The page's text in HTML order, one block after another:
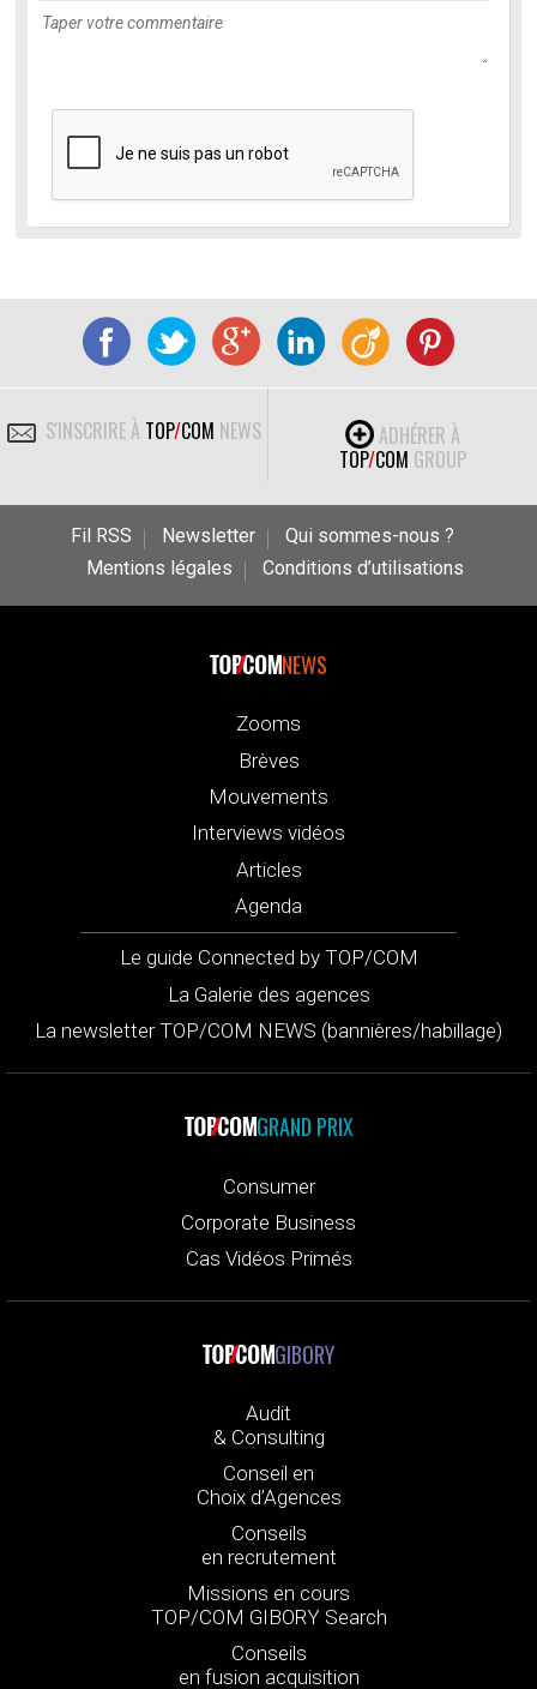
S'INSCRIRE À TOP/COM NEWS
ADHÉRER À
TOP/COM GROUP
Fil RSS Newsletter
Qui sommes-nous ?
Mentions légales
Conditions d’utilisations
NEWS
Zooms
Brèves
Mouvements
Interviews vidéos
Articles
Agenda
Le guide Connected by TOP/COM
La Galerie des agences
La newsletter TOP/COM NEWS (bannières/habillage)
GRAND PRIX
Consumer
Corporate Business
Cas Vidéos Primés
GIBORY
Audit
& Consulting
Conseil en
Choix d’Agences
Conseils
en recrutement
Missions en cours
TOP/COM GIBORY Search
Conseils
en fusion acquisition